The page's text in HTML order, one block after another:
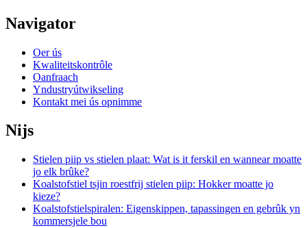
Navigator
Oer ús
Kwaliteitskontrôle
Oanfraach
Yndustryútwikseling
Kontakt mei ús opnimme
Nijs
Stielen piip vs stielen plaat: Wat is it ferskil en wannear moatte
jo elk brûke?
Koalstofstiel tsjin roestfrij stielen piip: Hokker moatte jo
kieze?
Koalstofstielspiralen: Eigenskippen, tapassingen en gebrûk yn
kommersjele bou